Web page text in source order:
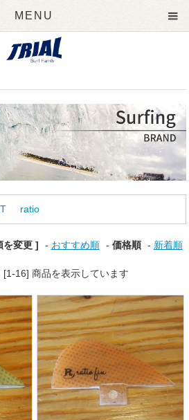
MENU
ratio
を変更 ] - おすすめ順 - 価格順 - 新着順
16] 商品を表示しています